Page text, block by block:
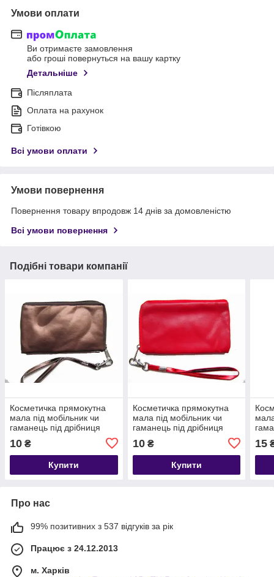
Умови оплати
Ви отримаєте замовлення
або гроші повернуться на вашу картку
Детальніше
Післяплата
Оплата на рахунок
Готівкою
Всі умови оплати
Умови повернення
Повернення товару впродовж 14 днів за домовленістю
Всі умови повернення
Подібні товари компанії
Косметичка прямокутна
мала під мобільник чи
гаманець під дрібниця
10 ₴
Купити
Косметичка прямокутна
мала під мобільник чи
гаманець під дрібниця
10₴
Купити
15
Про нас
99% позитивних з 537 відгуків за рік
Працює з 24.12.2013
м. Харків